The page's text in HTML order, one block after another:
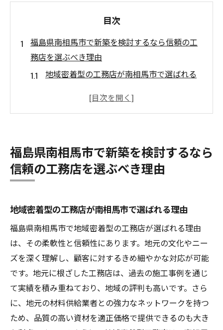
目次
福島県南相馬市で新築を検討するなら信頼の工
務店を選ぶべき理由
地域密着型の工務店が南相馬市で選ばれる
工務店の信頼度が新築の成功を決定づける
南相馬市で信頼できる工務店を見つけるポ
イント
南相馬市の新築工事で重要なポイント熟練の工
熟練の技術が光る工務店の選び方
南相馬市での新築工事における重要なチェ
ックポイント
工務店が提供する質の高い施工とアフター
ケア
工務店選びで安心できる家づくりの秘訣
福島県南相馬市で新築を検討するなら
信頼の工務店を選ぶべき理由
地域密着型の工務店が南相馬市で選ばれる理由
福島県南相馬市で地域密着型の工務店が選ばれる理由
は、その柔軟性と信頼性にあります。地元の文化やニー
ズを深く理解し、顧客に対するきめ細やかな対応が可能
です。地元に根ざした工務店は、過去の施工事例を通じ
て実績を積み重ねており、地域の評判も高いです。さら
に、地元の材料供給業者との強力なネットワークを持つ
ため、品質の高い資材を適正価格で提供できるのも大き